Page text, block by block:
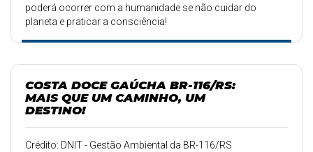
poderá ocorrer com a humanidade se não cuidar do
planeta e praticar a consciência!
COSTA DOCE GAÚCHA BR-116/RS:
MAIS QUE UM CAMINHO, UM
DESTINO!
Crédito: DNIT - Gestão Ambiental da BR-116/RS